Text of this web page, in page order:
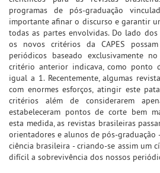
programas de pós-graduação
importante afinar o discurso e garantir
todas as partes envolvidas. Do lado
os novos critérios da CAPES
periódicos baseado exclusivamente
critério anterior indicava, como ponto
igual a 1. Recentemente, algumas
com enormes esforços, atingir este
critérios além de considerarem
estabeleceram pontos de corte bem
esta medida, as revistas brasileiras
orientadores e alunos de pós-graduação
ciência brasileira - criando-se assim um
difícil a sobrevivência dos nossos